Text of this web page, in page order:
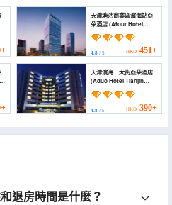
天津塘沽商業區濱海站亞
朵酒店 (Atour Hotel,
Binhai Station, Tanggu
Business District,
Tianjin)
4.8/ 5 HKD 451+
天津濱海一大街亞朵酒店
(Aduo Hotel Tianjin
Binhai 1st Street)
4.8/ 5 HKD 390+
退房時間是什麼？